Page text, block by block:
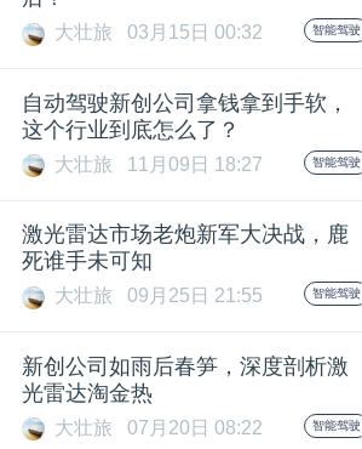
GAIR
专
题
爱
机
大壮旅 03月15日 00:32 智能驾驶
自动驾驶新创公司拿钱拿到手软，
这个行业到底怎么了？
大壮旅 11月09日 18:27 智能驾驶
激光雷达市场老炮新军大决战，鹿
死谁手未可知
大壮旅 09月25日 21:55 智能驾驶
新创公司如雨后春笋，深度剖析激
光雷达淘金热
大壮旅 07月20日 08:22 智能驾驶